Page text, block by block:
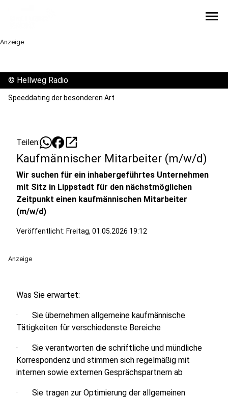
menu
Anzeige
© Hellweg Radio
Speeddating der besonderen Art
Teilen: open_in_new
Kaufmännischer Mitarbeiter (m/w/d)
Wir suchen für ein inhabergeführtes Unternehmen
mit Sitz in Lippstadt für den nächstmöglichen
Zeitpunkt einen kaufmännischen Mitarbeiter
(m/w/d)
Veröffentlicht: Freitag, 01.05.2026 19:12
Anzeige
Was Sie erwartet:
· Sie übernehmen allgemeine kaufmännische
Tätigkeiten für verschiedenste Bereiche
· Sie verantworten die schriftliche und mündliche
Korrespondenz und stimmen sich regelmäßig mit
internen sowie externen Gesprächspartnern ab
· Sie tragen zur Optimierung der allgemeinen